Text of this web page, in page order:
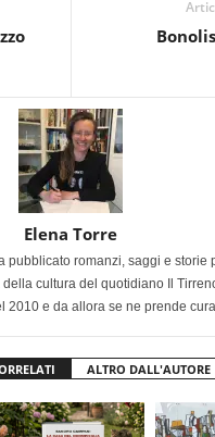
Elena Torre
pubblicato romanzi, saggi e storie
cultura del quotidiano Il
2010 e da allora se ne prende
ALTRO DALL'AUTORE